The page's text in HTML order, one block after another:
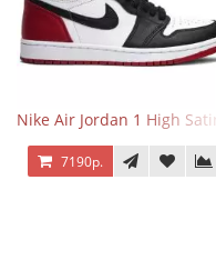
Nike Air Jordan 1 High
7190р.